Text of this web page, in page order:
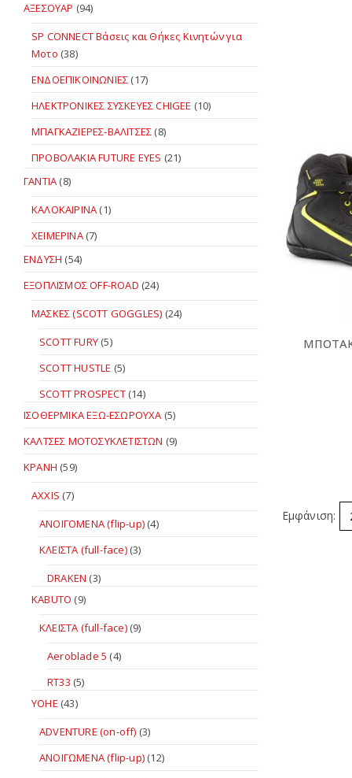
Εμφάνιση:
ΑΞΕΣΟΥΑΡ (94)
SP CONNECT Βάσεις και Θήκες Κινητών για
Μοτο (38)
ΕΝΔΟΕΠΙΚΟΙΝΩΝΙΕΣ (17)
ΗΛΕΚΤΡΟΝΙΚΕΣ ΣΥΣΚΕΥΕΣ CHIGEE (10)
ΜΠΑΓΚΑΖΙΕΡΕΣ-ΒΑΛΙΤΣΕΣ (8)
ΠΡΟΒΟΛΑΚΙΑ FUTURE EYES (21)
ΓΑΝΤΙΑ (8)
ΚΑΛΟΚΑΙΡΙΝΑ (1)
ΧΕΙΜΕΡΙΝΑ (7)
ΕΝΔΥΣΗ (54)
ΕΞΟΠΛΙΣΜΟΣ OFF-ROAD (24)
ΜΑΣΚΕΣ (SCOTT GOGGLES) (24)
SCOTT FURY (5)
SCOTT HUSTLE (5)
SCOTT PROSPECT (14)
ΙΣΟΘΕΡΜΙΚΑ ΕΞΩ-ΕΣΩΡΟΥΧΑ (5)
ΚΑΛΤΣΕΣ ΜΟΤΟΣΥΚΛΕΤΙΣΤΩΝ (9)
ΚΡΑΝΗ (59)
AXXIS (7)
ΑΝΟΙΓΟΜΕΝΑ (flip-up) (4)
ΚΛΕΙΣΤΑ (full-face) (3)
DRAKEN (3)
KABUTO (9)
ΚΛΕΙΣΤΑ (full-face) (9)
Aeroblade 5 (4)
RT33 (5)
YOHE (43)
ADVENTURE (on-off) (3)
ΑΝΟΙΓΩΜΕΝΑ (flip-up) (12)